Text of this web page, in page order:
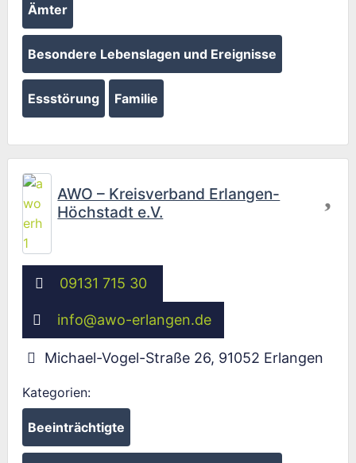
Ämter
Besondere Lebenslagen und Ereignisse
Essstörung Familie
AWO – Kreisverband Erlangen-
Höchstadt e.V.
09131 715 30
info@awo-erlangen.de
Michael-Vogel-Straße 26, 91052 Erlangen
Kategorien:
Beeinträchtigte